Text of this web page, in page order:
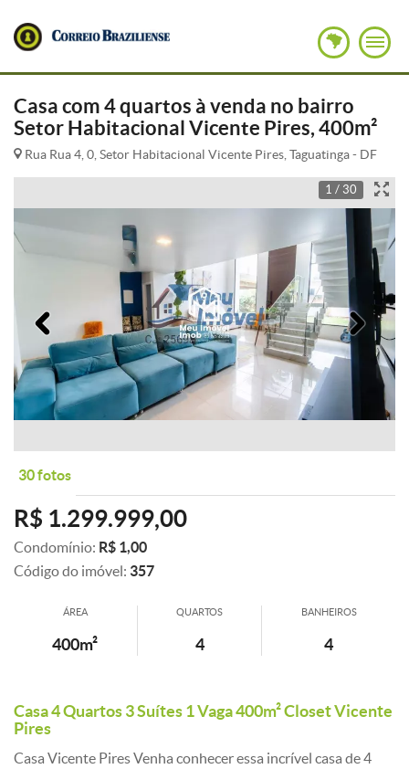
Casa com 4 quartos à venda no bairro
Setor Habitacional Vicente Pires, 400m²
Rua Rua 4, 0, Setor Habitacional Vicente Pires, Taguatinga - DF
1 / 30
Anterior
30 fotos
R$ 1.299.999,00
Condomínio: R$ 1,00
Código do imóvel: 357
ÁREA
400m²
QUARTOS
4
BANHEIROS
4
Casa 4 Quartos 3 Suítes 1 Vaga 400m² Closet Vicente
Pires
Casa Vicente Pires Venha conhecer essa incrível casa de 4